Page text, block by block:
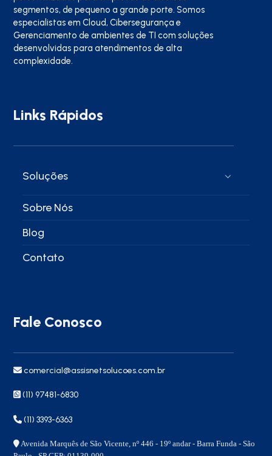
segmentos, de pequeno a grande porte. Somos
especialistas em Cloud, Cibersegurança e
Gerenciamento de ambientes de TI com soluções
desenvolvidas para atendimentos de alta
complexidade.
Links Rápidos
Soluções
Sobre Nós
Blog
Contato
Fale Conosco
comercial@assisnetsolucoes.com.br
(11) 97481-6830
(11) 3393-6363
Avenida Marquês de São Vicente, nº 446 - 19º andar - Barra Funda - São